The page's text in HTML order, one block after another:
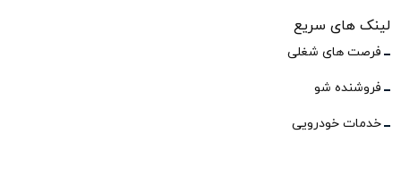
لینک های سریع
فرصت های شغلی
فروشنده شو
خدمات خودرویی